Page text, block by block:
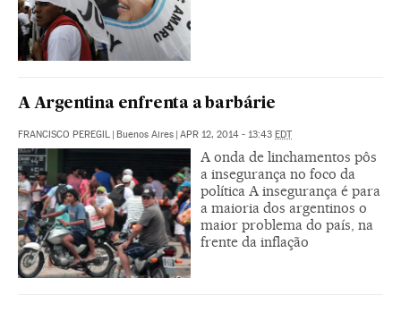
A Argentina enfrenta a barbárie
FRANCISCO PEREGIL | Buenos Aires | APR 12, 2014 - 13:43 EDT
A onda de linchamentos pôs
a insegurança no foco da
política A insegurança é para
a maioria dos argentinos o
maior problema do país, na
frente da inflação